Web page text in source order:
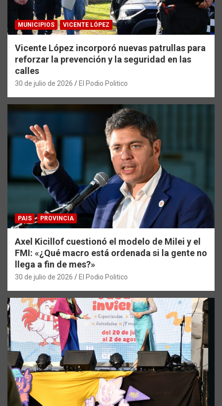
MUNICIPIOS VICENTE LÓPEZ
Vicente López incorporó nuevas patrullas para
reforzar la prevención y la seguridad en las
calles
30 de julio de 2026 El Podio Politico
PAIS PROVINCIA
Axel Kicillof cuestionó el modelo de Milei y el
FMI: «¿Qué macro está ordenada si la gente no
llega a fin de mes?»
30 de julio de 2026 El Podio Politico